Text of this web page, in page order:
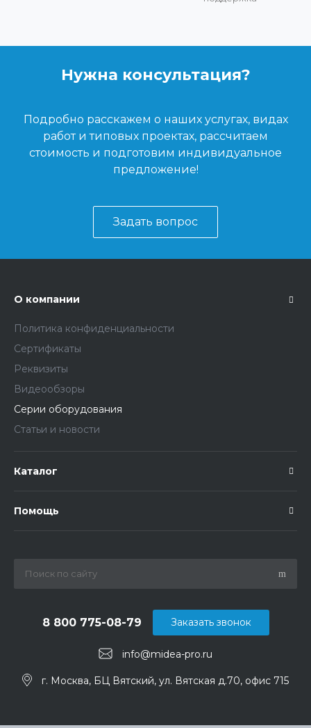
Нужна консультация?
Подробно расскажем о наших услугах, видах
работ и типовых проектах, рассчитаем
стоимость и подготовим индивидуальное
предложение!
Задать вопрос
О компании
Политика конфиденциальности
Сертификаты
Реквизиты
Видеообзоры
Серии оборудования
Статьи и новости
Каталог
Помощь
info@midea-pro.ru
8 800 775-08-79
г. Москва, БЦ Вятский, ул. Вятская д.70, офис 715
Заказать звонок